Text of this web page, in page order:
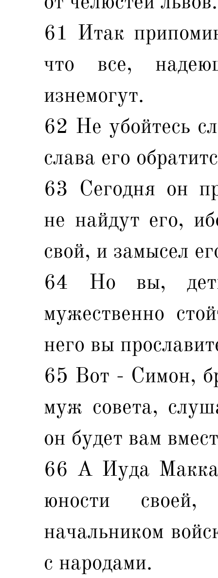
61 Итак
что все,
изнемогут.
62 Не убойтесь
слава его
63 Сегодня он
не найдут его,
свой, и замысел
64 Но вы,
мужественно
него вы
65 Вот - Симон,
муж совета,
он будет вам
66 А Иуда
юности
начальником
с народами.